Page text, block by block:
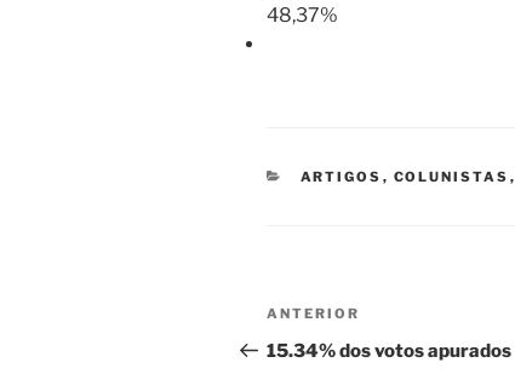
48,37%
CATEGORIAS
ARTIGOS , COLUNISTAS ,
Navegação
de
Post
anterior
ANTERIOR
15.34% dos votos apurados